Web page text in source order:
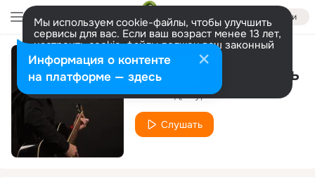
Войти
Мы используем cookie-файлы, чтобы улучшить
сервисы для вас. Если ваш возраст менее 13 лет,
настроить cookie-файлы должен ваш законный
представитель. Больше информации
Разрешить все Настроить
Надо что-то менять
Александр Курган
Слушать
Информация о контенте
на платформе — здесь